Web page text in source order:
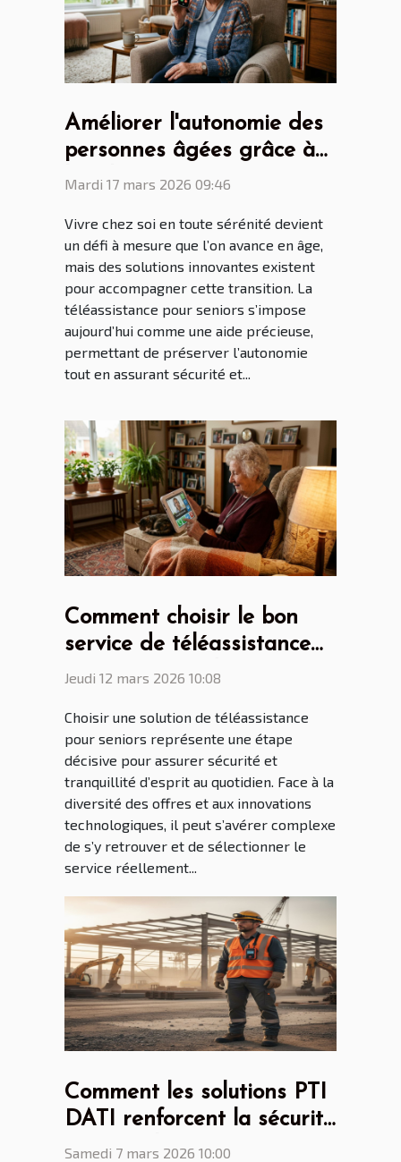
Améliorer l'autonomie des
personnes âgées grâce à
la téléassistance pour
Mardi 17 mars 2026 09:46
Vivre chez soi en toute sérénité devient
un défi à mesure que l’on avance en âge,
mais des solutions innovantes existent
pour accompagner cette transition. La
téléassistance pour seniors s’impose
aujourd’hui comme une aide précieuse,
permettant de préserver l’autonomie
tout en assurant sécurité et...
Comment choisir le bon
service de téléassistance
pour seniors adapté à vos
Jeudi 12 mars 2026 10:08
Choisir une solution de téléassistance
pour seniors représente une étape
décisive pour assurer sécurité et
tranquillité d’esprit au quotidien. Face à la
diversité des offres et aux innovations
technologiques, il peut s’avérer complexe
de s’y retrouver et de sélectionner le
service réellement...
Comment les solutions PTI
DATI renforcent la sécurité
au travail ?
Samedi 7 mars 2026 10:00